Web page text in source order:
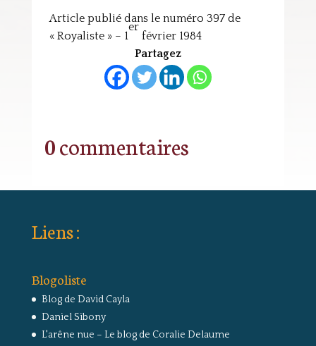
Article publié dans le numéro 397 de
« Royaliste » – 1
er
février 1984
Partagez
0 commentaires
Liens :
Blogoliste
Blog de David Cayla
Daniel Sibony
L'arêne nue – Le blog de Coralie Delaume